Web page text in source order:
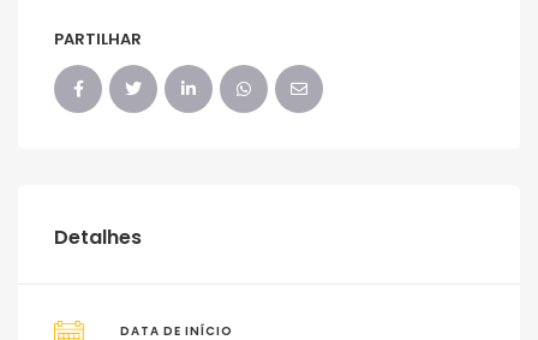
PARTILHAR
Detalhes
DATA DE INÍCIO